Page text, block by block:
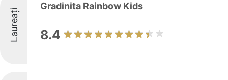
Laureați
Gradinita Rainbow Kids
8.4